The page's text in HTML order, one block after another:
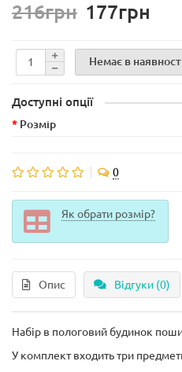
216грн 177грн
Немає в
Доступні опції
Розмір
0
Як обрати розмір?
Опис Відгуки (0)
Набір в пологовий будинок
У комплект входить три